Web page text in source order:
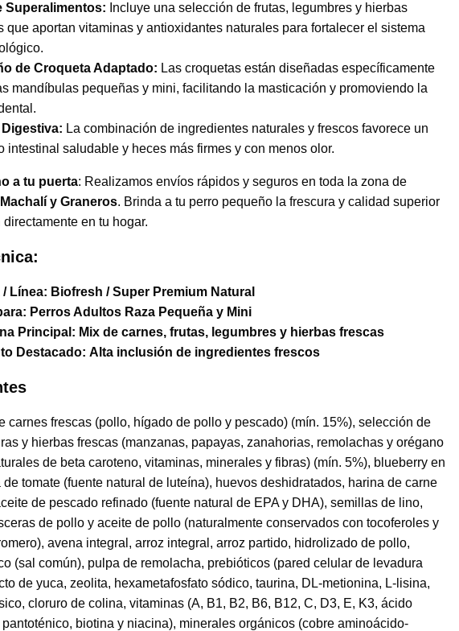
Superalimentos: Incluye una selección de frutas, legumbres y hierbas
que aportan vitaminas y antioxidantes naturales para fortalecer el sistema
de Croqueta Adaptado: Las croquetas están diseñadas específicamente
mandíbulas pequeñas y mini, facilitando la masticación y promoviendo la
La combinación de ingredientes naturales y frescos favorece un
intestinal saludable y heces más firmes y con menos olor.
a tu puerta: Realizamos envíos rápidos y seguros en toda la zona de
y Graneros. Brinda a tu perro pequeño la frescura y calidad superior
directamente en tu hogar.
/ Línea: Biofresh / Super Premium Natural
Perros Adultos Raza Pequeña y Mini
Principal: Mix de carnes, frutas, legumbres y hierbas frescas
Destacado: Alta inclusión de ingredientes frescos
carnes frescas (pollo, hígado de pollo y pescado) (mín. 15%), selección de
y hierbas frescas (manzanas, papayas, zanahorias, remolachas y orégano
de beta caroteno, vitaminas, minerales y fibras) (mín. 5%), blueberry en
de tomate (fuente natural de luteína), huevos deshidratados, harina de carne
de pescado refinado (fuente natural de EPA y DHA), semillas de lino,
de pollo y aceite de pollo (naturalmente conservados con tocoferoles y
avena integral, arroz integral, arroz partido, hidrolizado de pollo,
(sal común), pulpa de remolacha, prebióticos (pared celular de levadura
de yuca, zeolita, hexametafosfato sódico, taurina, DL-metionina, L-lisina,
cloruro de colina, vitaminas (A, B1, B2, B6, B12, C, D3, E, K3, ácido
biotina y niacina), minerales orgánicos (cobre aminoácido-